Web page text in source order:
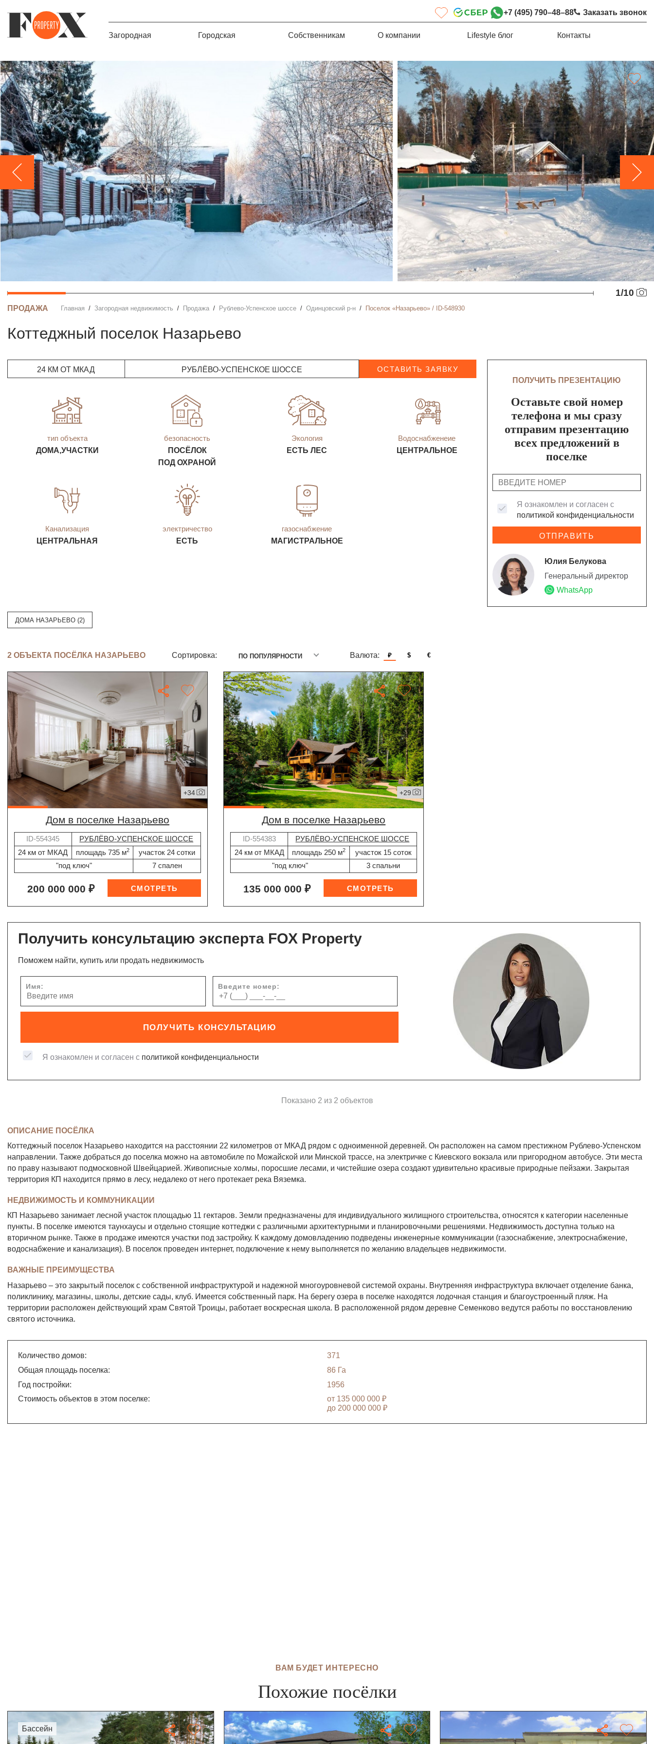
+7 (495) 790–48–88 Заказать звонок
Загородная Городская Собственникам О компании Lifestyle блог Контакты
1/10
ПРОДАЖА Главная Загородная недвижимость Продажа Рублево-Успенское шоссе Одинцовский р-н Поселок «Назарьево» / ID-548930
Коттеджный поселок Назарьево
24 КМ ОТ МКАД РУБЛЁВО-УСПЕНСКОЕ ШОССЕ ОСТАВИТЬ ЗАЯВКУ
тип объекта
ДОМА,УЧАСТКИ
безопасность
ПОСЁЛОК
ПОД ОХРАНОЙ
Экология
ЕСТЬ ЛЕС
Водоснабженеие
ЦЕНТРАЛЬНОЕ
Канализация
ЦЕНТРАЛЬНАЯ
электричество
ЕСТЬ
газоснабжение
МАГИСТРАЛЬНОЕ
ПОЛУЧИТЬ ПРЕЗЕНТАЦИЮ
Оставьте свой номер
телефона и мы сразу
отправим презентацию
всех предложений в
поселке
Я ознакомлен и согласен с
политикой конфиденциальности
ОТПРАВИТЬ
Юлия Белукова
Генеральный директор
WhatsApp
ДОМА НАЗАРЬЕВО (2)
2 ОБЪЕКТА ПОСЁЛКА НАЗАРЬЕВО Сортировка: ПО ПОПУЛЯРНОСТИ Валюта: ₽ $ €
+34
дом в поселке Назарьево
ID-554345
РУБЛЁВО-УСПЕНСКОЕ ШОССЕ
24 км от МКАД
площадь 735 м2
участок 24 сотки
"под ключ"
7 спален
200 000 000 ₽
+29
дом в поселке Назарьево
ID-554383
РУБЛЁВО-УСПЕНСКОЕ ШОССЕ
24 км от МКАД
площадь 250 м2
участок 15 соток
"под ключ"
3 спальни
135 000 000 ₽
Получить консультацию эксперта FOX Property
Поможем найти, купить или продать недвижимость
Имя: Введите номер:
ПОЛУЧИТЬ КОНСУЛЬТАЦИЮ
Я ознакомлен и согласен с политикой конфиденциальности
Показано 2 из 2 объектов
ОПИСАНИЕ ПОСЁЛКА
Коттеджный поселок Назарьево находится на расстоянии 22 километров от МКАД рядом с одноименной деревней. Он расположен на самом престижном Рублево-Успенском
направлении. Также добраться до поселка можно на автомобиле по Можайской или Минской трассе, на электричке с Киевского вокзала или пригородном автобусе. Эти места
по праву называют подмосковной Швейцарией. Живописные холмы, поросшие лесами, и чистейшие озера создают удивительно красивые природные пейзажи. Закрытая
территория КП находится прямо в лесу, недалеко от него протекает река Вяземка.
НЕДВИЖИМОСТЬ И КОММУНИКАЦИИ
КП Назарьево занимает лесной участок площадью 11 гектаров. Земли предназначены для индивидуального жилищного строительства, относятся к категории населенные
пункты. В поселке имеются таунхаусы и отдельно стоящие коттеджи с различными архитектурными и планировочными решениями. Недвижимость доступна только на
вторичном рынке. Также в продаже имеются участки под застройку. К каждому домовладению подведены инженерные коммуникации (газоснабжение, электроснабжение,
водоснабжение и канализация). В поселок проведен интернет, подключение к нему выполняется по желанию владельцев недвижимости.
ВАЖНЫЕ ПРЕИМУЩЕСТВА
Назарьево – это закрытый поселок с собственной инфраструктурой и надежной многоуровневой системой охраны. Внутренняя инфраструктура включает отделение банка,
поликлинику, магазины, школы, детские сады, клуб. Имеется собственный парк. На берегу озера в поселке находятся лодочная станция и благоустроенный пляж. На
территории расположен действующий храм Святой Троицы, работает воскресная школа. В расположенной рядом деревне Семенково ведутся работы по восстановлению
святого источника.
Количество домов:
371
Общая площадь поселка:
86 Га
Год постройки:
1956
Стоимость объектов в этом поселке:
от 135 000 000 ₽
до 200 000 000 ₽
ВАМ БУДЕТ ИНТЕРЕСНО
Похожие посёлки
бассейн